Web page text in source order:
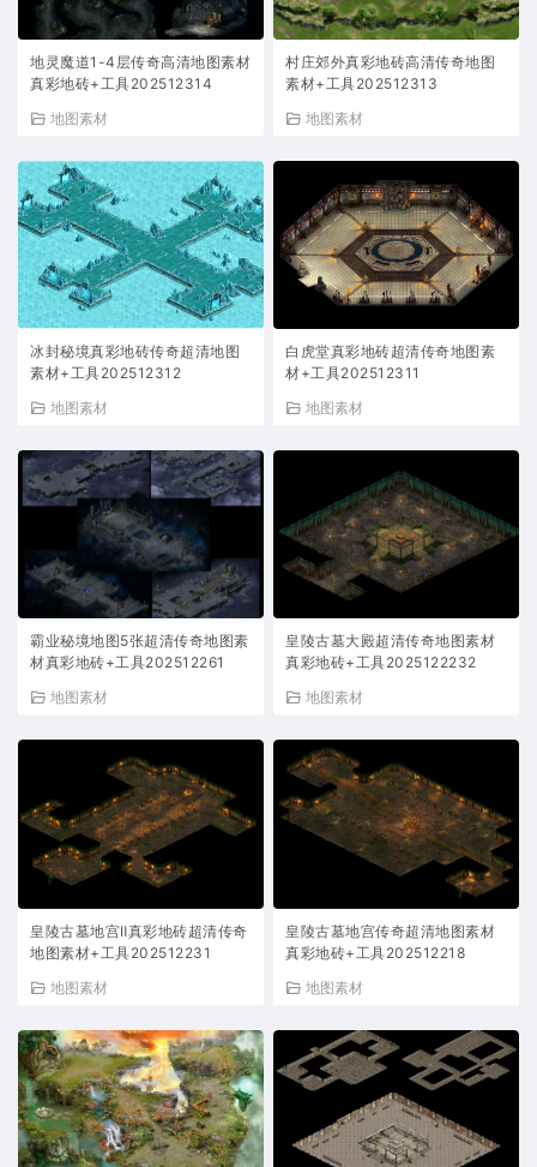
地灵魔道1-4层传奇高清地图素材
真彩地砖+工具202512314
地图素材
村庄郊外真彩地砖高清传奇地图
素材+工具202512313
地图素材
冰封秘境真彩地砖传奇超清地图
素材+工具202512312
地图素材
白虎堂真彩地砖超清传奇地图素
材+工具202512311
地图素材
霸业秘境地图5张超清传奇地图素
材真彩地砖+工具202512261
地图素材
皇陵古墓大殿超清传奇地图素材
真彩地砖+工具2025122232
地图素材
皇陵古墓地宫Ⅱ真彩地砖超清传奇
地图素材+工具202512231
地图素材
皇陵古墓地宫传奇超清地图素材
真彩地砖+工具202512218
地图素材